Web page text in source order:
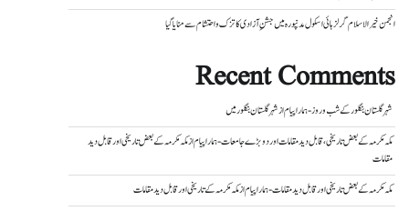
انجمن خیر الاسلام گرلز ہائی اسکول مدنپورہ میں جشنِ آزادی کا تزک و احتشام سے منایا گیا
Recent Comments
شہر گلستان بنگلور کے شب و روز - ہمارا پیامازشہر گلستان بنگلور میں
مکہ مکرمہ کے بعض تاریخی، قابل دید مقامات اور دو بڑے جامعات - ہمارا پیامازمکہ مکرمہ کے بعض تاریخی اور قابل دید
مقامات
مکہ مکرمہ کے بعض تاریخی اور قابل دید مقامات - ہمارا پیامازمکہ مکرمہ کے تاریخی اور قابل دید مقامات